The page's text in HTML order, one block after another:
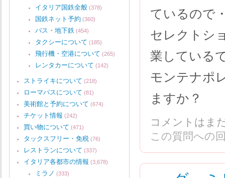
ているので
セレクトシ
業している
モンテナポ
ますか？
コメントはま
この質問への
イタリア国鉄全般 (378)
国鉄ネット予約 (360)
バス・地下鉄 (454)
タクシーについて (185)
飛行機・空港について (265)
レンタカーについて (142)
ストライキについて (218)
ローマパスについて (81)
美術館と予約について (674)
チケット情報 (242)
買い物について (471)
タックスフリー・免税 (76)
レストランについて (337)
イタリア各都市の情報 (3,678)
ミラノ (333)